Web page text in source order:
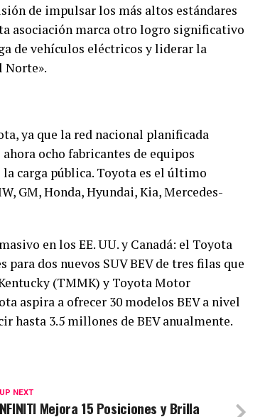
de impulsar los más altos estándares
asociación marca otro logro significativo
de vehículos eléctricos y liderar la
Norte».
ya que la red nacional planificada
ocho fabricantes de equipos
carga pública. Toyota es el último
GM, Honda, Hyundai, Kia, Mercedes-
en los EE. UU. y Canadá: el Toyota
dos nuevos SUV BEV de tres filas que
(TMMK) y Toyota Motor
aspira a ofrecer 30 modelos BEV a nivel
hasta 3.5 millones de BEV anualmente.
UP NEXT
NFINITI Mejora 15 Posiciones y Brilla